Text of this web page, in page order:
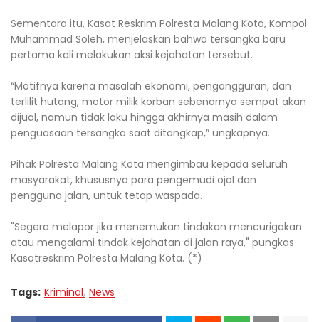
Sementara itu, Kasat Reskrim Polresta Malang Kota, Kompol
Muhammad Soleh, menjelaskan bahwa tersangka baru
pertama kali melakukan aksi kejahatan tersebut.
“Motifnya karena masalah ekonomi, pengangguran, dan
terlilit hutang, motor milik korban sebenarnya sempat akan
dijual, namun tidak laku hingga akhirnya masih dalam
penguasaan tersangka saat ditangkap,” ungkapnya.
Pihak Polresta Malang Kota mengimbau kepada seluruh
masyarakat, khususnya para pengemudi ojol dan
pengguna jalan, untuk tetap waspada.
"Segera melapor jika menemukan tindakan mencurigakan
atau mengalami tindak kejahatan di jalan raya," pungkas
Kasatreskrim Polresta Malang Kota. (*)
Tags: Kriminal News